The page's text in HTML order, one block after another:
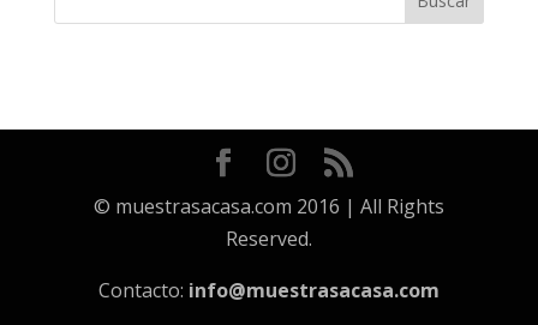
© muestrasacasa.com 2016 | All Rights
Reserved.
Contacto: info@muestrasacasa.com